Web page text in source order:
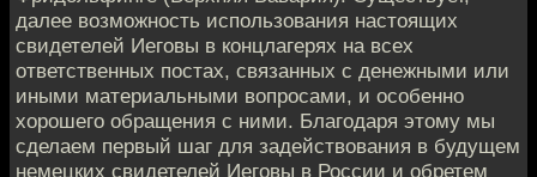
далее возможность использования настоящих
свидетелей Иеговы в концлагерях на всех
ответственных постах, связанных с денежными или
иными материальными вопросами, и особенно
хорошего обращения с ними. Благодаря этому мы
сделаем первый шаг для задействования в будущем
немецких свидетелей Иеговы в России и обретем